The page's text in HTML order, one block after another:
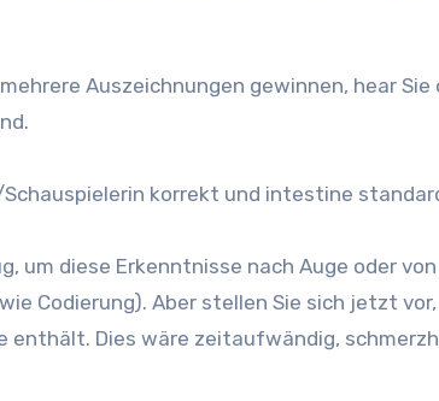
Auszeichnungen gewinnen, hear Sie
Schauspielerin korrekt und intestine
um diese Erkenntnisse nach Auge oder von
Codierung). Aber stellen Sie sich jetzt
enthält. Dies wäre zeitaufwändig,